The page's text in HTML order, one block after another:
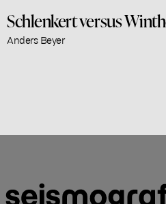
Schlenkert versus
Anders Beyer